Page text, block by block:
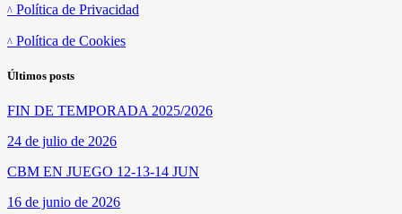
Política de Privacidad
Política de Cookies
Últimos posts
FIN DE TEMPORADA 2025/2026
24 de julio de 2026
CBM EN JUEGO 12-13-14 JUN
16 de junio de 2026